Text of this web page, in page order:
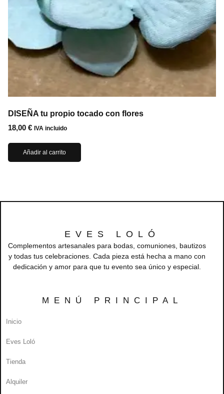
DISEÑA tu propio tocado con flores
18,00 € IVA incluido
Añadir al carrito
EVES LOLÓ
Complementos artesanales para bodas, comuniones, bautizos
y todas tus celebraciones. Cada pieza está hecha a mano con
dedicación y amor para que tu evento sea único y especial.
MENÚ PRINCIPAL
Inicio
Eves Loló
Tienda
Alquiler